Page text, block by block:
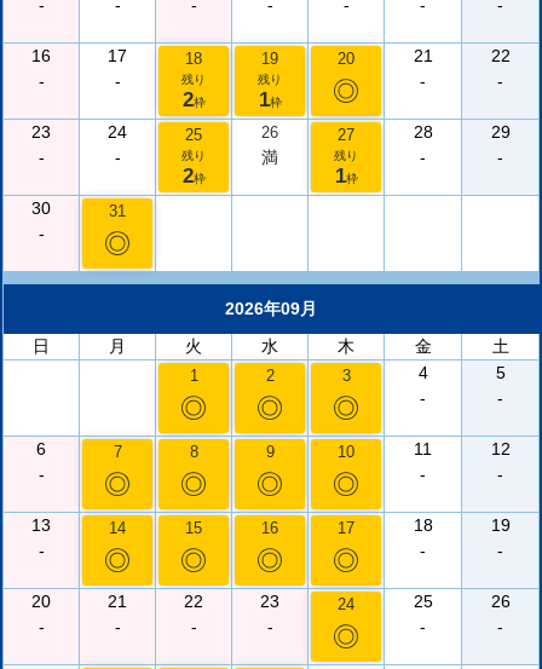
-
-
-
-
-
-
-
16
-
17
-
18
残り
2枠
19
残り
1枠
20
◎
21
-
22
-
23
-
24
-
25
残り
2枠
26
満
27
残り
1枠
28
-
29
-
30
-
31
◎
2026年09月
日
月 火 水 木 金 土
1
◎
2
◎
3
◎
4
-
5
-
6
-
7
◎
8
◎
9
◎
10
◎
11
-
12
-
13
-
14
◎
15
◎
16
◎
17
◎
18
-
19
-
20
-
21
-
22
-
23
-
24
◎
25
-
26
-